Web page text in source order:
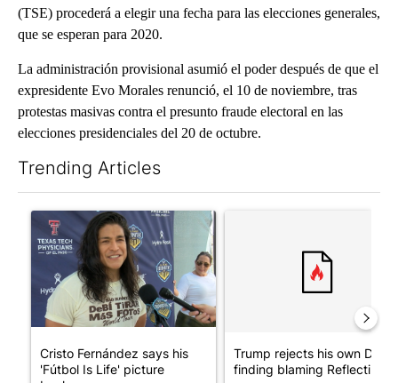
(TSE) procederá a elegir una fecha para las elecciones generales,
que se esperan para 2020.
La administración provisional asumió el poder después de que el
expresidente Evo Morales renunció, el 10 de noviembre, tras
protestas masivas contra el presunto fraude electoral en las
elecciones presidenciales del 20 de octubre.
Trending Articles
A trending article titled "Cristo Fernández says his 'Fútbol Is
Cristo Fernández says his
'Fútbol Is Life' picture
Trump rejects his own DOJ’s
finding blaming Reflecting